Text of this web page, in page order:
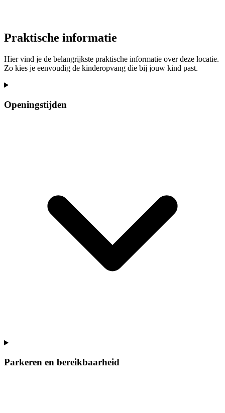
Praktische informatie
Hier vind je de belangrijkste praktische informatie over deze locatie.
Zo kies je eenvoudig de kinderopvang die bij jouw kind past.
Openingstijden
Parkeren en bereikbaarheid